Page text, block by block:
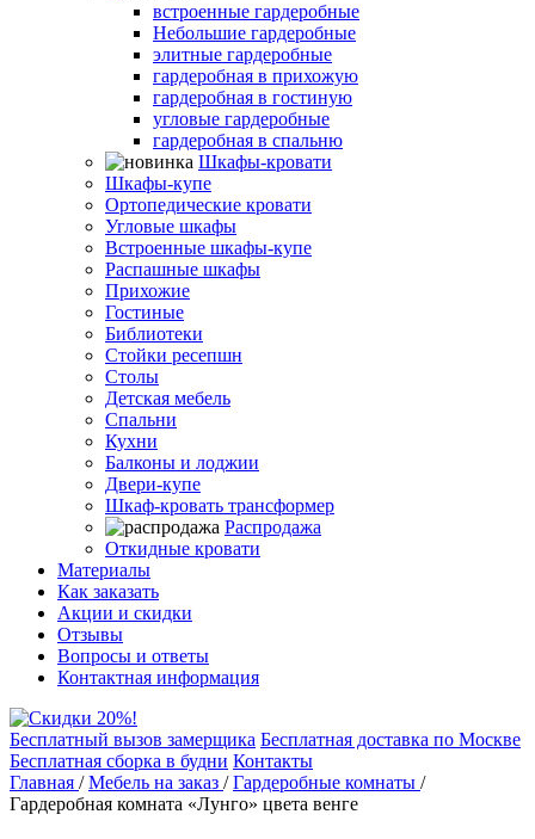
встроенные гардеробные
Небольшие гардеробные
элитные гардеробные
гардеробная в прихожую
гардеробная в гостиную
угловые гардеробные
гардеробная в спальню
Шкафы-кровати
Шкафы-купе
Ортопедические кровати
Угловые шкафы
Встроенные шкафы-купе
Распашные шкафы
Прихожие
Гостиные
Библиотеки
Стойки ресепшн
Столы
Детская мебель
Спальни
Кухни
Балконы и лоджии
Двери-купе
Шкаф-кровать трансформер
Распродажа
Откидные кровати
Материалы
Как заказать
Акции и скидки
Отзывы
Вопросы и ответы
Контактная информация
Бесплатный вызов замерщика Бесплатная доставка по Москве
Бесплатная сборка в будни Контакты
Главная /Мебель на заказ /Гардеробные комнаты /
Гардеробная комната «Лунго» цвета венге